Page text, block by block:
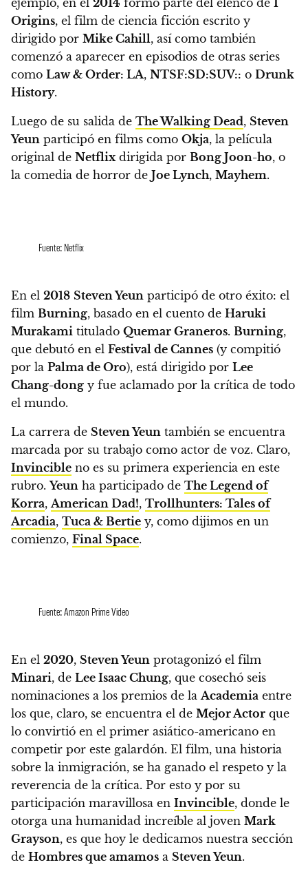
ejemplo, en el 2014 formó parte del elenco de I
Origins, el film de ciencia ficción escrito y
dirigido por Mike Cahill, así como también
comenzó a aparecer en episodios de otras series
como Law & Order: LA, NTSF:SD:SUV:: o Drunk
History.
Luego de su salida de The Walking Dead, Steven
Yeun participó en films como Okja, la película
original de Netflixdirigida por Bong Joon-ho, o
la comedia de horror de Joe Lynch, Mayhem.
Fuente: Netflix
En el 2018 Steven Yeun participó de otro éxito: el
film Burning, basado en el cuento de Haruki
Murakami titulado Quemar Graneros. Burning,
que debutó en el Festival de Cannes (y compitió
por la Palma de Oro), está dirigido por Lee
Chang-dong y fue aclamado por la crítica de todo
el mundo.
La carrera de Steven Yeun también se encuentra
marcada por su trabajo como actor de voz. Claro,
Invincible no es su primera experiencia en este
rubro.Yeun ha participado de The Legend of
Korra,American Dad!, Trollhunters: Tales of
Arcadia, Tuca & Bertie y, como dijimos en un
comienzo, Final Space.
Fuente: Amazon Prime Video
En el 2020, Steven Yeun protagonizó el film
Minari, de Lee Isaac Chung, que cosechó seis
nominaciones a los premios de laAcademia entre
los que, claro, se encuentra el de Mejor Actor que
lo convirtió en el primer asiático-americano en
competir por este galardón. El film, una historia
sobre la inmigración, se ha ganado el respeto y la
reverencia de la crítica. Por esto y por su
participación maravillosa en Invincible, donde le
otorga una humanidad increíble al joven Mark
Grayson, es que hoy le dedicamos nuestra sección
de Hombres que amamos a Steven Yeun.